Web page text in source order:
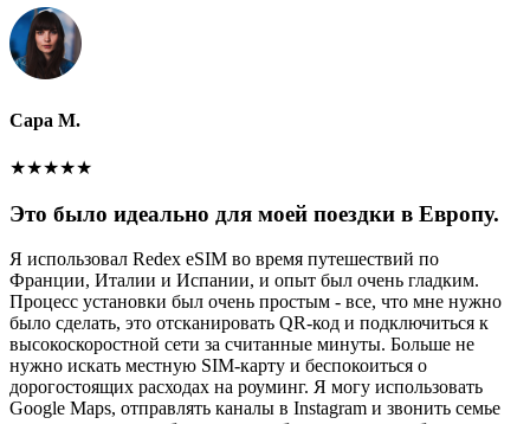
Сара М.
★★★★★
Это было идеально для моей поездки в Европу.
Я использовал Redex eSIM во время путешествий по
Франции, Италии и Испании, и опыт был очень гладким.
Процесс установки был очень простым - все, что мне нужно
было сделать, это отсканировать QR-код и подключиться к
высокоскоростной сети за считанные минуты. Больше не
нужно искать местную SIM-карту и беспокоиться о
дорогостоящих расходах на роуминг. Я могу использовать
Google Maps, отправлять каналы в Instagram и звонить семье